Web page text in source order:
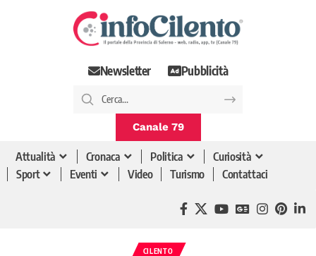
Newsletter Pubblicità
Canale 79
Attualità Cronaca Politica
Curiosità
Sport
Eventi Video Turismo Contattaci
CILENTO